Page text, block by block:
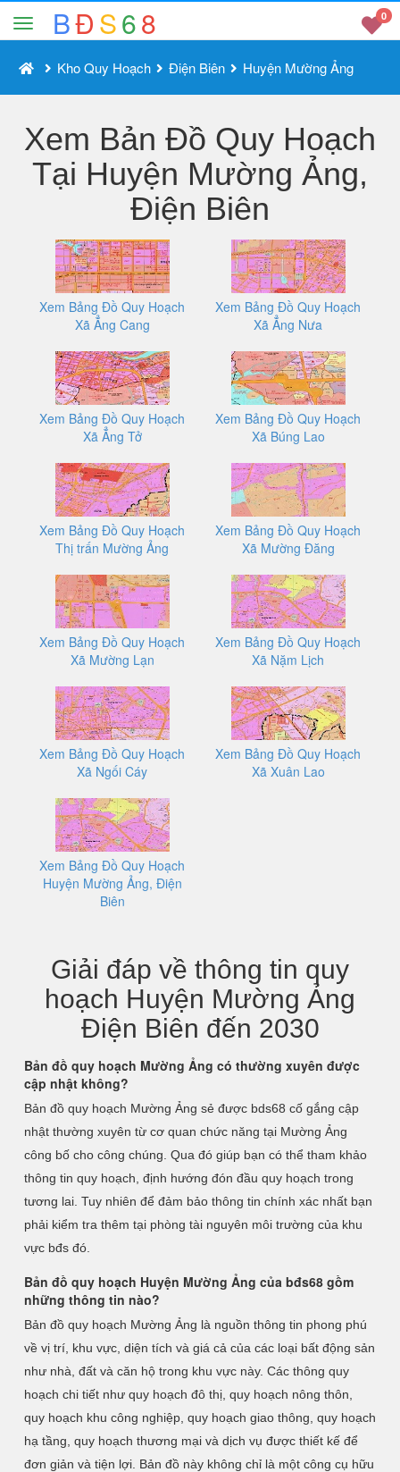
BĐS68 0
Kho Quy Hoạch Điện Biên Huyện Mường Ảng
Xem Bản Đồ Quy Hoạch
Tại Huyện Mường Ảng,
Điện Biên
Xem Bảng Đồ Quy Hoạch
Xã Ẳng Cang
Xem Bảng Đồ Quy Hoạch
Xã Ẳng Nưa
Xem Bảng Đồ Quy Hoạch
Xã Ẳng Tở
Xem Bảng Đồ Quy Hoạch
Xã Búng Lao
Xem Bảng Đồ Quy Hoạch
Thị trấn Mường Ảng
Xem Bảng Đồ Quy Hoạch
Xã Mường Đăng
Xem Bảng Đồ Quy Hoạch
Xã Mường Lạn
Xem Bảng Đồ Quy Hoạch
Xã Nặm Lịch
Xem Bảng Đồ Quy Hoạch
Xã Ngối Cáy
Xem Bảng Đồ Quy Hoạch
Xã Xuân Lao
Xem Bảng Đồ Quy Hoạch
Huyện Mường Ảng, Điện
Biên
Giải đáp về thông tin quy
hoạch Huyện Mường Ảng
Điện Biên đến 2030
Bản đồ quy hoạch Mường Ảng có thường xuyên được
cập nhật không?
Bản đồ quy hoạch Mường Ảng sẻ được bds68 cố gắng cập
nhật thường xuyên từ cơ quan chức năng tại Mường Ảng
công bố cho công chúng. Qua đó giúp bạn có thể tham khảo
thông tin quy hoạch, định hướng đón đầu quy hoạch trong
tương lai. Tuy nhiên để đảm bảo thông tin chính xác nhất bạn
phải kiểm tra thêm tại phòng tài nguyên môi trường của khu
vực bđs đó.
Bản đồ quy hoạch Huyện Mường Ảng của bđs68 gồm
những thông tin nào?
Bản đồ quy hoạch Mường Ảng là nguồn thông tin phong phú
về vị trí, khu vực, diện tích và giá cả của các loại bất động sản
như nhà, đất và căn hộ trong khu vực này. Các thông quy
hoạch chi tiết như quy hoạch đô thị, quy hoạch nông thôn,
quy hoạch khu công nghiệp, quy hoạch giao thông, quy hoạch
hạ tầng, quy hoạch thương mại và dịch vụ được thiết kế để
đơn giản và tiện lợi. Bản đồ này không chỉ là một công cụ hữu